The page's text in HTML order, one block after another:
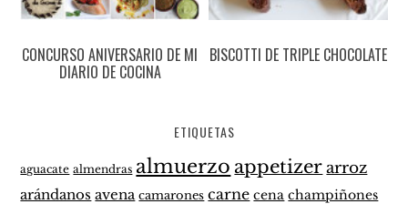
CONCURSO ANIVERSARIO DE MI
DIARIO DE COCINA
BISCOTTI DE TRIPLE CHOCOLATE
ETIQUETAS
aguacate almendras almuerzo appetizer arroz
arándanos avena camarones carne cena champiñones